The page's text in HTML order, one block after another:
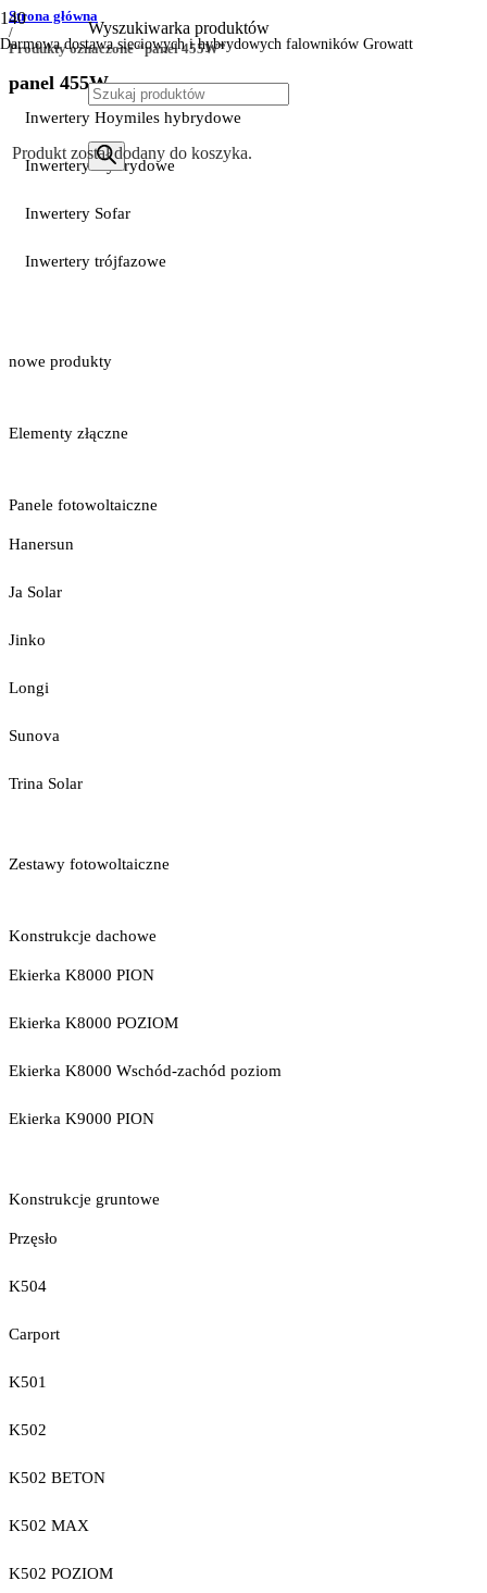
Darmowa dostawa sieciowych i hybrydowych falowników Growatt
Wyszukiwarka produktów
Produkt został dodany do koszyka.
Strona główna
/
Produkty oznaczone “panel 455W”
panel 455W
Inwertery Hoymiles hybrydowe
Inwertery Hybrydowe
Inwertery Sofar
Inwertery trójfazowe
nowe produkty
Elementy złączne
Panele fotowoltaiczne
Hanersun
Ja Solar
Jinko
Longi
Sunova
Trina Solar
Zestawy fotowoltaiczne
Konstrukcje dachowe
Ekierka K8000 PION
Ekierka K8000 POZIOM
Ekierka K8000 Wschód-zachód poziom
Ekierka K9000 PION
Konstrukcje gruntowe
Przęsło
K504
Carport
K501
K502
K502 BETON
K502 MAX
K502 POZIOM